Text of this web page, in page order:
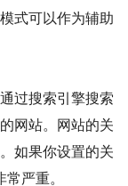
式可以作为辅助
过搜索引擎搜索
网站。网站的关
如果你设置的关
严重。